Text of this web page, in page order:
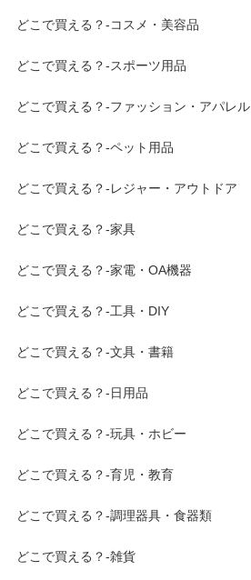
どこで買える？-コスメ・美容品
どこで買える？-スポーツ用品
どこで買える？-ファッション・アパレル
どこで買える？-ペット用品
どこで買える？-レジャー・アウトドア
どこで買える？-家具
どこで買える？-家電・OA機器
どこで買える？-工具・DIY
どこで買える？-文具・書籍
どこで買える？-日用品
どこで買える？-玩具・ホビー
どこで買える？-育児・教育
どこで買える？-調理器具・食器類
どこで買える？-雑貨